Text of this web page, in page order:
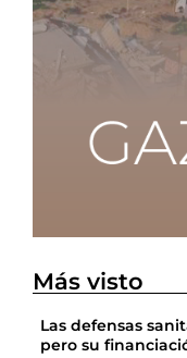
Más visto
Las defensas
pero su